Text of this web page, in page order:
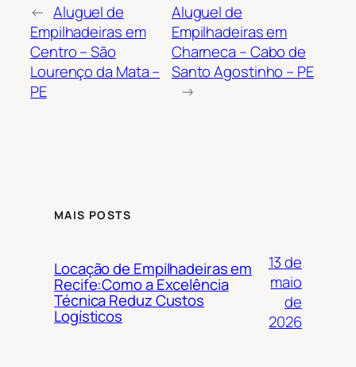
← Aluguel de
Empilhadeiras em
Centro – São
Lourenço da Mata –
PE
Aluguel de
Empilhadeiras em
Charneca – Cabo de
Santo Agostinho – PE
→
MAIS POSTS
Locação de Empilhadeiras em
Recife:Como a Excelência
Técnica Reduz Custos
Logísticos
13 de
maio
de
2026